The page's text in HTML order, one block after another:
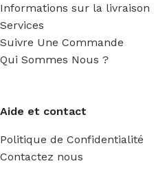
Informations sur la livraison
Services
Suivre Une Commande
Qui Sommes Nous ?
Aide et contact
Politique de Confidentialité
Contactez nous